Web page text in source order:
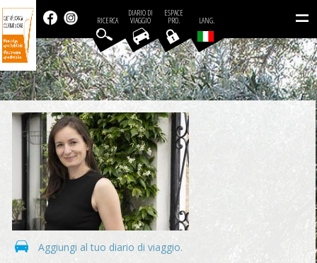
=
LANG.
ESPACE
PRO.
DIARIO DI
VIAGGIO
RICERCA
Aggiungi al tuo diario di viaggio.